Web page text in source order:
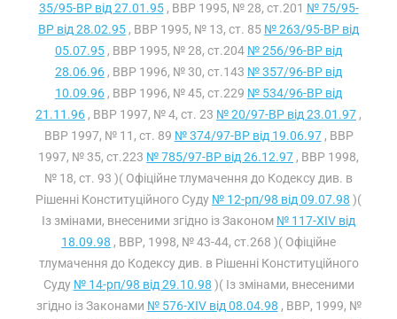
35/95-ВР від 27.01.95, ВВР 1995, № 28, ст.201 № 75/95-
ВР від 28.02.95 , ВВР 1995, № 13, ст. 85 № 263/95-ВР від
05.07.95 , ВВР 1995, № 28, ст.204 № 256/96-ВР від
28.06.96 , ВВР 1996, № 30, ст.143 № 357/96-ВР від
10.09.96 , ВВР 1996, № 45, ст.229 № 534/96-ВР від
21.11.96 , ВВР 1997, № 4, ст. 23 № 20/97-ВР від 23.01.97 ,
ВВР 1997, № 11, ст. 89 № 374/97-ВР від 19.06.97, ВВР
1997, № 35, ст.223 № 785/97-ВР від 26.12.97 , ВВР 1998,
№ 18, ст. 93 )( Офіційне тлумачення до Кодексу див. в
Рішенні Конституційного Суду № 12-рп/98 від 09.07.98 )(
Із змінами, внесеними згідно із Законом № 117-XIV від
18.09.98 , ВВР, 1998, № 43-44, ст.268 )( Офіційне
тлумачення до Кодексу див. в Рішенні Конституційного
Суду № 14-рп/98 від 29.10.98 )( Із змінами, внесеними
згідно із Законами № 576-XIV від 08.04.98 , ВВР, 1999, №